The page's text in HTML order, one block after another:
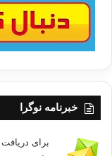
خبرنامه نوگرا
برای